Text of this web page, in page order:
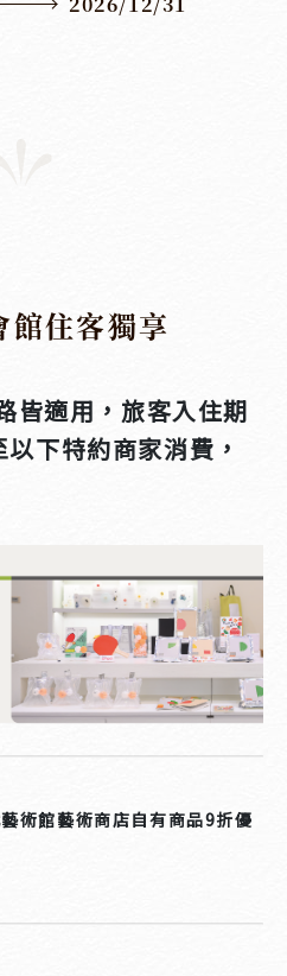
住客獨享
皆適用，旅客入住期
下特約商家消費，
術館藝術商店自有商品9折優